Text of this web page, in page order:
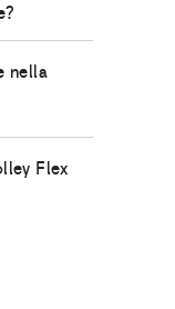
nella
Flex